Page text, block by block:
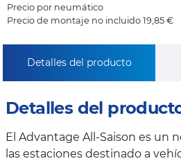
Precio por neumático
Precio de montaje no incluido 19,85 €
Detalles del producto
Detalles del
El Advantage All-Saison es un
las estaciones destinado a